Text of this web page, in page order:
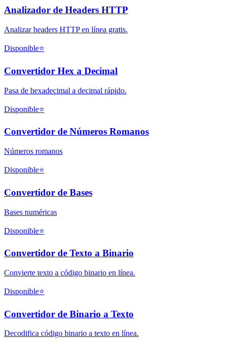
Analizador de Headers HTTP
Analizar headers HTTP en línea gratis.
Disponible⭐
Convertidor Hex a Decimal
Pasa de hexadecimal a decimal rápido.
Disponible⭐
Convertidor de Números Romanos
Números romanos
Disponible⭐
Convertidor de Bases
Bases numéricas
Disponible⭐
Convertidor de Texto a Binario
Convierte texto a código binario en línea.
Disponible⭐
Convertidor de Binario a Texto
Decodifica código binario a texto en línea.